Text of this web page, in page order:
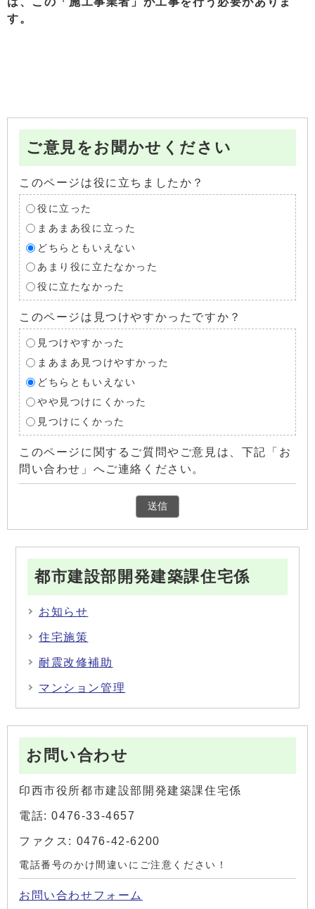
す。
ご意見をお聞かせください
このページは役に立ちましたか？
役に立った
まあまあ役に立った
どちらともいえない
あまり役に立たなかった
役に立たなかった
このページは見つけやすかったですか？
見つけやすかった
まあまあ見つけやすかった
どちらともいえない
やや見つけにくかった
見つけにくかった
このページに関するご質問やご意見は、下記「お
問い合わせ」へご連絡ください。
都市建設部開発建築課住宅係
お知らせ
住宅施策
耐震改修補助
マンション管理
お問い合わせ
印西市役所都市建設部開発建築課住宅係
電話: 0476-33-4657
ファクス: 0476-42-6200
電話番号のかけ間違いにご注意ください！
お問い合わせフォーム